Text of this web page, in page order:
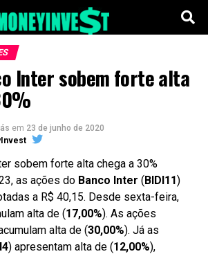
Inter sobem forte alta
em 23 de junho de 2020
as ações do Banco Inter (BIDI11)
a R$ 40,15. Desde sexta-feira,
alta de (17,00%). As ações
alta de (30,00%). Já as
) apresentam alta de (12,00%),